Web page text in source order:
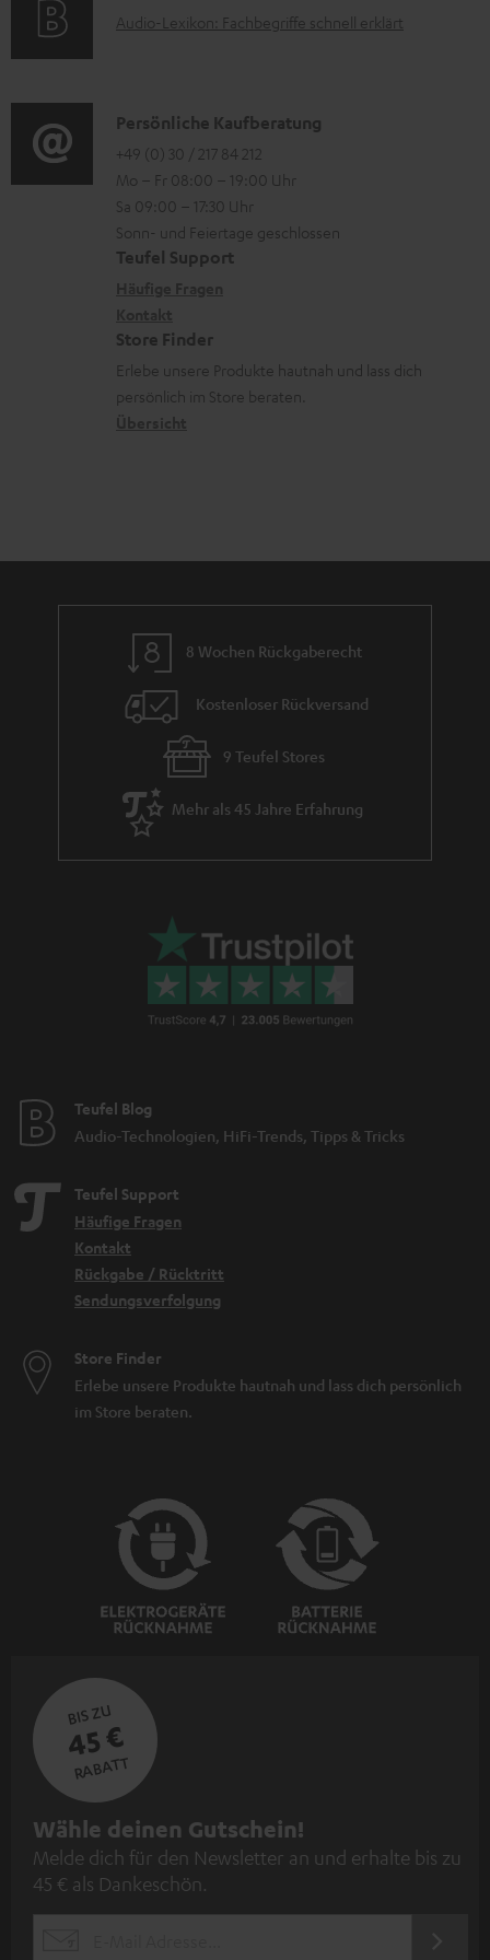
e
n
m
V
e
r
s
n
d
i
e
n
z
u
r
a
r
a
t
g
e
r
ä
t
ü
c
m
A
i
o
-
L
e
k
o
Audio-Lexikon: Fachbegriffe schnell erklärt
K
o
n
t
a
d
a
Persönliche Kaufberatung
+49 (0) 30 / 217 84 212
Mo – Fr 08:00 – 19:00 Uhr
Sa 09:00 – 17:30 Uhr
Sonn- und Feiertage geschlossen
Teufel Support
Store Finder
Erlebe unsere Produkte hautnah und lass dich
persönlich im Store beraten.
8 Wochen Rückgaberecht
Kostenloser Rückversand
9 Teufel Stores
Mehr als 45 Jahre Erfahrung
Teufel Blog
Audio-Technologien, HiFi-Trends, Tipps & Tricks
Teufel Support
Häufige Fragen
Kontakt
Rückgabe / Rücktritt
Sendungsverfolgung
Store Finder
Erlebe unsere Produkte hautnah und lass dich persönlich
im Store beraten.
BIS ZU
45 €
RABATT
N
e
w
Wähle deinen Gutschein!
Melde dich für den Newsletter an und erhalte bis zu
45 € als Dankeschön.